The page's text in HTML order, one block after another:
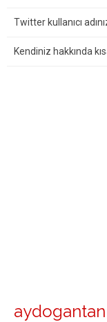
Twitter kullanıcı
Kendiniz hakkında
aydogantan